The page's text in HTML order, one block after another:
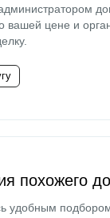
вашей цене и
похожего
удобным